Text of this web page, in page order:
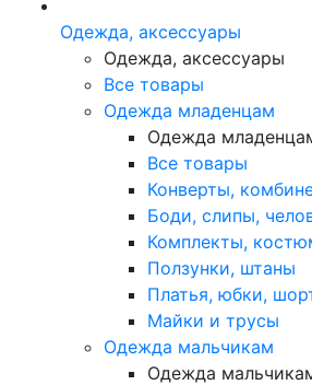
Одежда, аксессуары
Одежда, аксессуары
Все товары
Одежда младенцам
Одежда
Все товары
Конверты,
Боди, слипы,
Комплекты,
Ползунки, штаны
Платья, юбки,
Майки и трусы
Одежда мальчикам
Одежда